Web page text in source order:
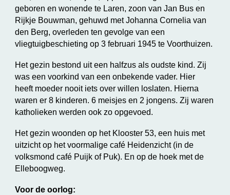
geboren en wonende te Laren, zoon van Jan Bus en
Rijkje Bouwman, gehuwd met Johanna Cornelia van
den Berg, overleden ten gevolge van een
vliegtuigbeschieting op 3 februari 1945 te Voorthuizen.
Het gezin bestond uit een halfzus als oudste kind. Zij
was een voorkind van een onbekende vader. Hier
heeft moeder nooit iets over willen loslaten. Hierna
waren er 8 kinderen. 6 meisjes en 2 jongens. Zij waren
katholieken werden ook zo opgevoed.
Het gezin woonden op het Klooster 53, een huis met
uitzicht op het voormalige café Heidenzicht (in de
volksmond café Puijk of Puk). En op de hoek met de
Elleboogweg.
Voor de oorlog: